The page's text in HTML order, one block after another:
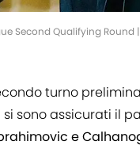
Second Qualifying
turno
si sono assicurati il
e